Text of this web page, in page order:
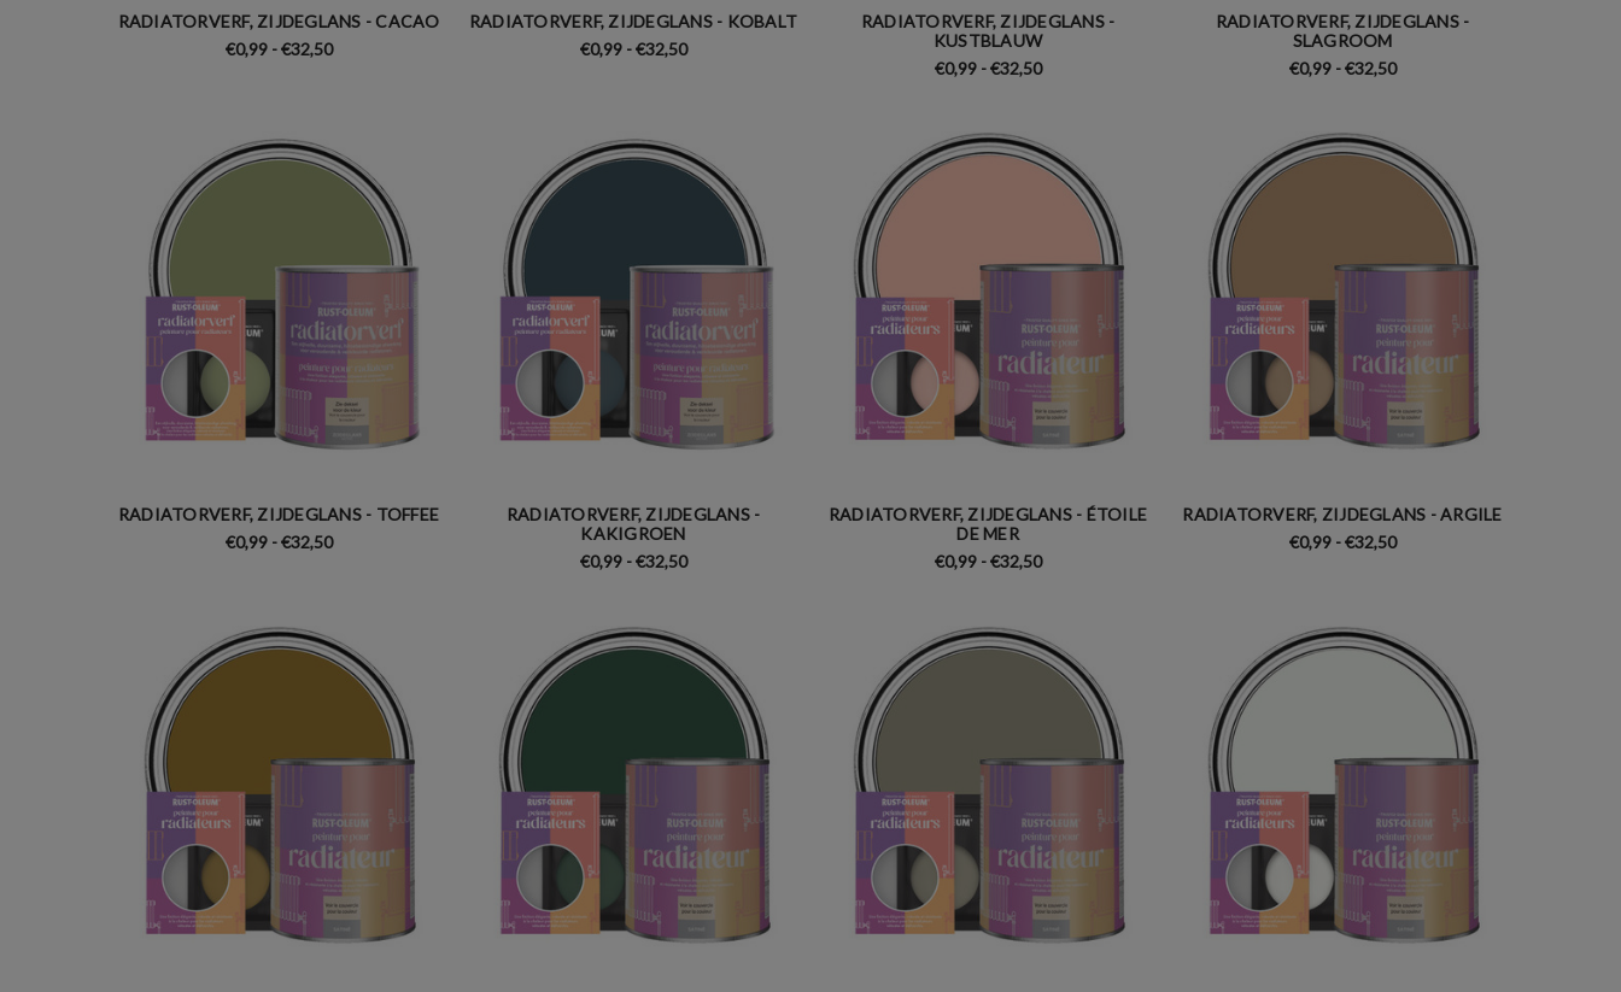
RADIATORVERF, ZIJDEGLANS - CACAO
€0,99 - €32,50
RADIATORVERF, ZIJDEGLANS - KOBALT
€0,99 - €32,50
RADIATORVERF, ZIJDEGLANS -
KUSTBLAUW
€0,99 - €32,50
RADIATORVERF, ZIJDEGLANS -
SLAGROOM
€0,99 - €32,50
RADIATORVERF, ZIJDEGLANS - TOFFEE
€0,99 - €32,50
RADIATORVERF, ZIJDEGLANS -
KAKIGROEN
€0,99 - €32,50
RADIATORVERF, ZIJDEGLANS - ÉTOILE
DE MER
€0,99 - €32,50
RADIATORVERF, ZIJDEGLANS - ARGILE
€0,99 - €32,50